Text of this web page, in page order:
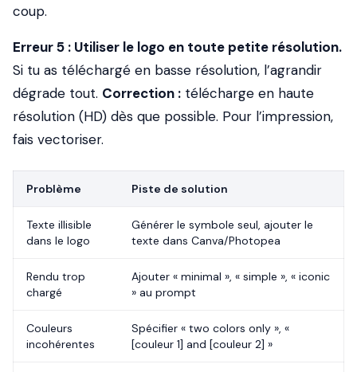
coup.
Erreur 5 : Utiliser le logo en toute petite résolution.
Si tu as téléchargé en basse résolution, l’agrandir
dégrade tout. Correction : télécharge en haute
résolution (HD) dès que possible. Pour l’impression,
fais vectoriser.
Problème Piste de solution
Texte illisible
dans le logo
Générer le symbole seul, ajouter le
texte dans Canva/Photopea
Rendu trop
chargé
Ajouter « minimal », « simple », « iconic
» au prompt
Couleurs
incohérentes
Spécifier « two colors only », «
[couleur 1] and [couleur 2] »